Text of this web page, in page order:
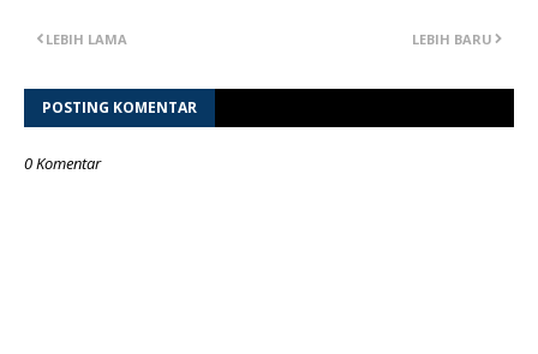
LEBIH BARU
LEBIH LAMA
POSTING KOMENTAR
0 Komentar